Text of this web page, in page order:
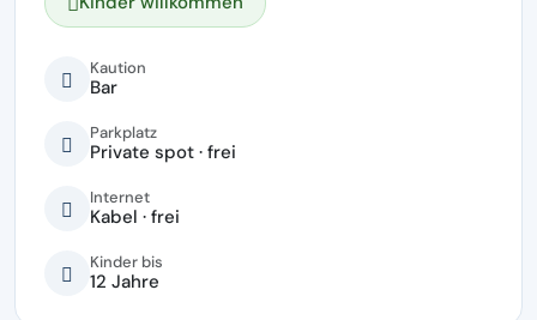
Kaution
Bar
Parkplatz
Private spot · frei
Internet
Kabel · frei
Kinder bis
12 Jahre